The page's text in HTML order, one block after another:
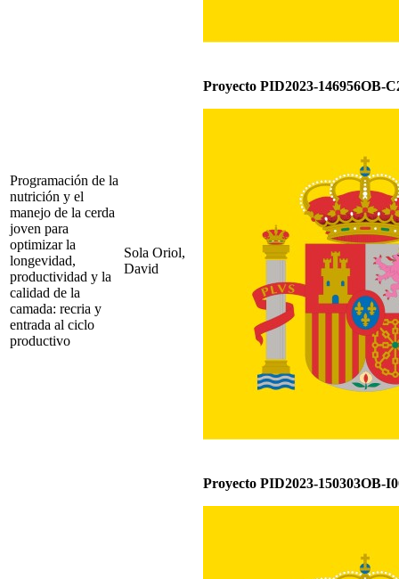
Programación de la
nutrición y el
manejo de la cerda
joven para
optimizar la
longevidad,
productividad y la
calidad de la
camada: recria y
entrada al ciclo
productivo
Sola Oriol,
David
Proyecto PID2023-146956OB-
Proyecto PID2023-150303OB-